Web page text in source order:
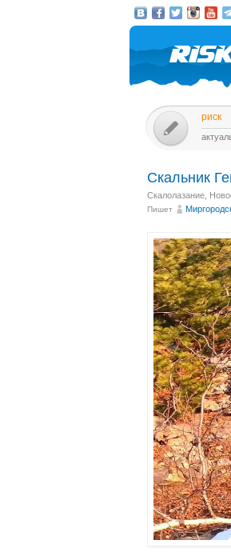
риск
Скальник
Скалолазание
Пишет